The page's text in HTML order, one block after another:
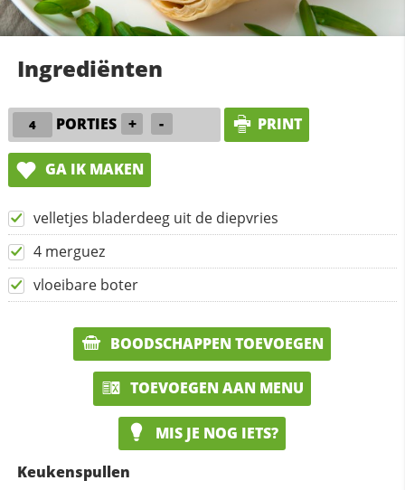
Ingrediënten
PORTIES + - PRINT
GA IK MAKEN
velletjes bladerdeeg uit de diepvries
4 merguez
vloeibare boter
BOODSCHAPPEN TOEVOEGEN
TOEVOEGEN AAN MENU
MIS JE NOG IETS?
Keukenspullen